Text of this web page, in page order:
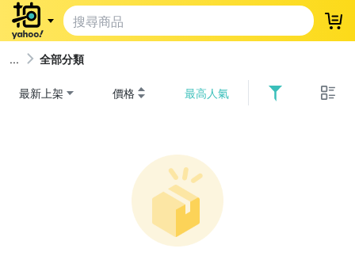
登
全部分類
最新上架 價格 最高人氣